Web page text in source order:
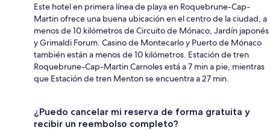
Este hotel en primera línea de playa en Roquebrune-Cap-
Martin ofrece una buena ubicación en el centro de la ciudad, a
menos de 10 kilómetros de Circuito de Mónaco, Jardín japonés
y Grimaldi Forum. Casino de Montecarlo y Puerto de Mónaco
también están a menos de 10 kilómetros. Estación de tren
Roquebrune-Cap-Martin Carnoles está a 7 min a pie, mientras
que Estación de tren Menton se encuentra a 27 min.
¿Puedo cancelar mi reserva de forma gratuita y
recibir un reembolso completo?